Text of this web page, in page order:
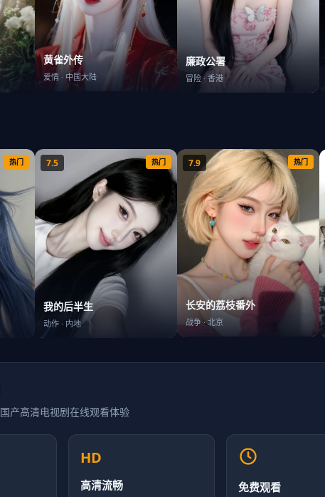
黄雀外传
爱情 · 中国大陆
廉政公署
冒险· 香港
热门 7.5 热门
我的后半生
动作 · 内地
7.9 热门
长安的荔枝番外
战争 ·北京
国产高清电视剧在线观看体验
HD
高清流畅 免费观看